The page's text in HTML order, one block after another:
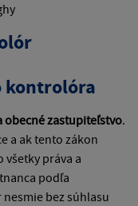
kontrolóra
obecné zastupiteľstvo.
a ak tento zákon
všetky práva a
podľa
bez súhlasu